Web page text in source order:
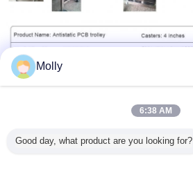
Molly
6:38 AM
Good day, what product are you looking for?